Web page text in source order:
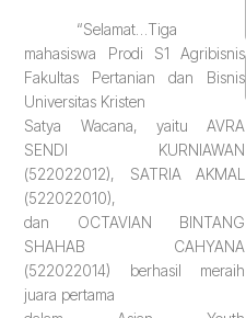
“Selamat…Tiga
mahasiswa Prodi S1 Agribisnis
Fakultas Pertanian dan Bisnis
Universitas Kristen
Satya Wacana, yaitu AVRA
SENDI KURNIAWAN
(522022012), SATRIA AKMAL
(522022010),
dan OCTAVIAN BINTANG
SHAHAB CAHYANA
(522022014) berhasil meraih
juara pertama